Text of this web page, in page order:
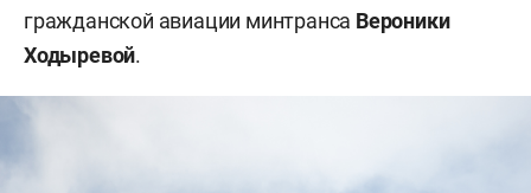
гражданской авиации минтранса Вероники
Ходыревой.